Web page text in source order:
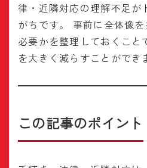
律・近隣対応の理解不足が
がちです。 事前に全体像
必要かを整理しておくこと
を大きく減らすことができ
この記事のポイント